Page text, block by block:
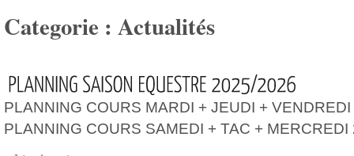
Categorie : Actualités
PLANNING COURS MARDI + JEUDI +
PLANNING COURS SAMEDI + TAC +